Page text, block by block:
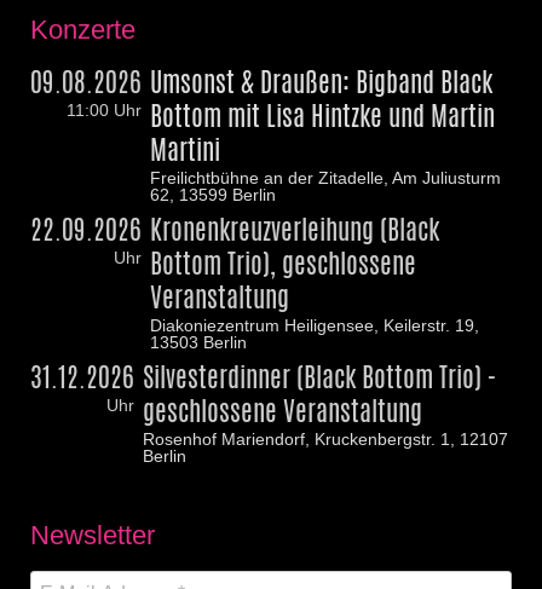
Konzerte
09.08.2026
11:00 Uhr
Umsonst & Draußen: Bigband Black
Bottom mit Lisa Hintzke und Martin
Martini
Freilichtbühne an der Zitadelle, Am Juliusturm
62, 13599 Berlin
22.09.2026
Uhr
Kronenkreuzverleihung (Black
Bottom Trio), geschlossene
Veranstaltung
Diakoniezentrum Heiligensee, Keilerstr. 19,
13503 Berlin
31.12.2026
Uhr
Silvesterdinner (Black Bottom Trio) -
geschlossene Veranstaltung
Rosenhof Mariendorf, Kruckenbergstr. 1, 12107
Berlin
Newsletter